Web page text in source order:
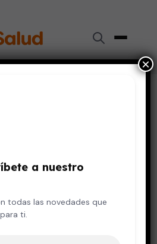
causas del dolor pélvico
la pelvis?
del dolor
de lectura
a nuestro
todas las novedades que
ti.
×